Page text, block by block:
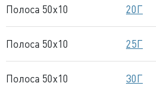
Полоса 50x10 20Г
Полоса 50x10 25Г
Полоса 50x10 30Г